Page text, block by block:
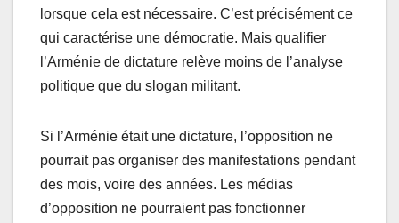
lorsque cela est nécessaire. C’est précisément ce
qui caractérise une démocratie. Mais qualifier
l’Arménie de dictature relève moins de l’analyse
politique que du slogan militant.
Si l’Arménie était une dictature, l’opposition ne
pourrait pas organiser des manifestations pendant
des mois, voire des années. Les médias
d’opposition ne pourraient pas fonctionner